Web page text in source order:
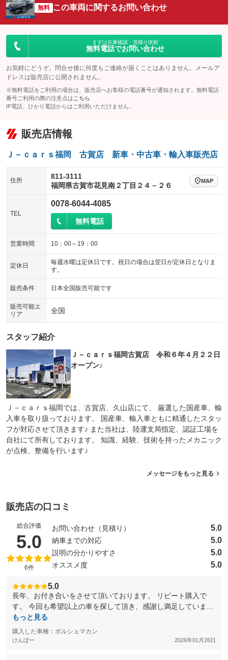
サイドカメラ
：装備なし ルーフレール
：装備なし
：装備なし
：装備なし
無料 この車両に関するお問い合わせ
まずは在庫確認・見積り依頼
無料電話でお問い合わせ
お気軽にどうぞ。問合せ後に何度もご連絡が届くことはありません。メールア
ドレスは販売店に公開されません。
※無料電話をご利用の場合は、販売店へお客様の電話番号が通知されます。無料電話
番号ご利用の際の注意点は こちら
IP電話、ひかり電話からはご利用いただけません。
販売店情報
Ｊ－ｃａｒｓ福岡 古賀店 新車・中古車・輸入車販売店
住所
811-3111
福岡県古賀市花見南２丁目２４－２６
MAP
TEL
0078-6044-4085
無料電話
営業時間 10：00～19：00
定休日
毎週水曜は定休日です。祝日の場合は翌日が定休日となりま
す。
販売条件 日本全国販売可能です
販売可能エ
リア
全国
スタッフ紹介
Ｊ－ｃａｒｓ福岡古賀店 令和６年４月２２日
オープン♪
Ｊ－ｃａｒｓ福岡では、古賀店、久山店にて、 厳選した国産車、輸
入車を取り扱っております。 国産車、輸入車ともに精通したスタッ
フが対応させて頂きます♪ また当社は、陸運支局指定、認証工場を
自社にて所有しております。 知識、経験、技術を持ったメカニック
が点検、整備を行います♪
メッセージをもっと見る
販売店の口コミ
総合評価
5.0 （5点満点中）
6件
お問い合わせ（見積り） 5.0
納車までの対応 5.0
説明の分かりやすさ 5.0
オススメ度 5.0
5.0
長年、お付き合いをさせて頂いております。 リピート購入で
す。 今回も希望以上の車を探して頂き、感謝し満足していま...
もっと見る
購入した車種：ポルシェマカン
けんぼー 2026年01月26日